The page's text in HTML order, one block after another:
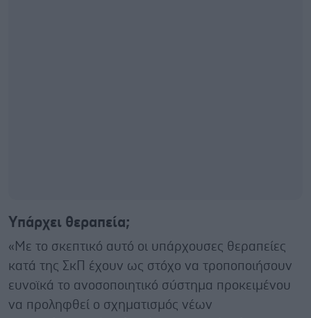
Υπάρχει θεραπεία;
«Με το σκεπτικό αυτό οι υπάρχουσες θεραπείες
κατά της ΣκΠ έχουν ως στόχο να τροποποιήσουν
ευνοϊκά το ανοσοποιητικό σύστημα προκειμένου
να προληφθεί ο σχηματισμός νέων